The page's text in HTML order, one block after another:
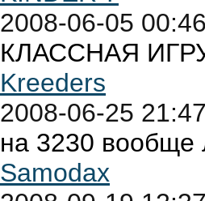
2008-06-05
КЛАССНАЯ
Kreeders
2008-06-25
на 3230 вообще
Samodax